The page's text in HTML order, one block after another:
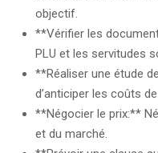
objectif.
**Vérifier les
PLU et les servitudes
**Réaliser une étude
d’anticiper les coûts
**Négocier le prix:**
et du marché.